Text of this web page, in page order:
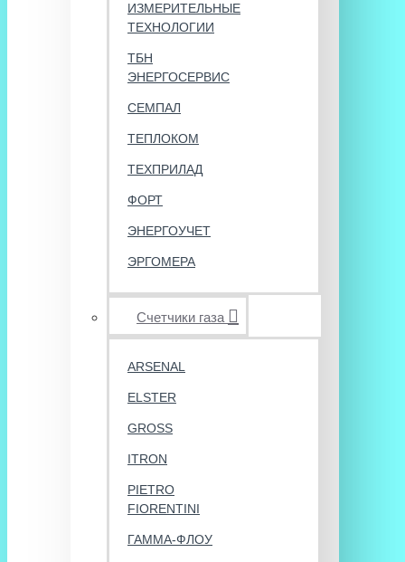
ИЗМЕРИТЕЛЬНЫЕ
ТЕХНОЛОГИИ
ТБН
ЭНЕРГОСЕРВИС
СЕМПАЛ
ТЕПЛОКОМ
ТЕХПРИЛАД
ФОРТ
ЭНЕРГОУЧЕТ
ЭРГОМЕРА
Счетчики газа
ARSENAL
ELSTER
GROSS
ITRON
PIETRO
FIORENTINI
ГАММА-ФЛОУ